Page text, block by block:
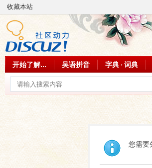
收藏本站
开始了解... 吴语拼音 字典 · 词典
您需要